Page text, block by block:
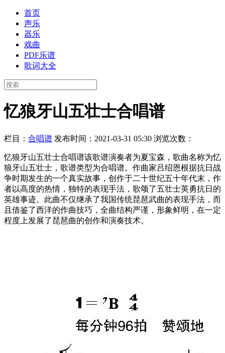
首页
声乐
器乐
戏曲
PDF乐谱
歌词大全
忆狼牙山五壮士合唱谱
栏目： 合唱谱 发布时间：2021-03-31 05:30 浏览次数：
忆狼牙山五壮士合唱谱该歌谱演奏者为夏宝森，歌曲名称为忆
狼牙山五壮士，歌谱类型为合唱谱。作曲家吕绍恩根据抗日战
争时期发生的一个真实故事，创作于二十世纪五十年代末，作
者以高度的热情，独特的表现手法，歌颂了五壮士英勇抗日的
英雄事迹。此曲不仅继承了我国传统琵琶武曲的表现手法，而
且借鉴了西洋的作曲技巧，全曲结构严谨，形象鲜明，在一定
程度上发展了琵琶曲的创作和演奏技术。